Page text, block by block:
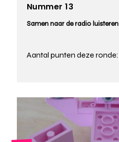
Nummer 13
Samen naar de radio luisteren
Aantal punten deze ronde: